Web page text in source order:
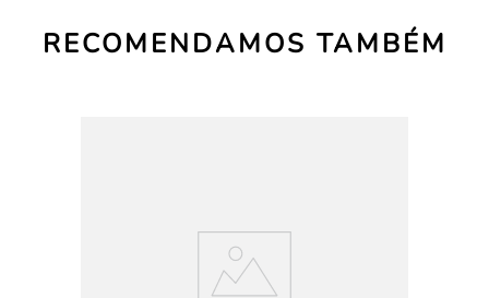
RECOMENDAMOS TAMBÉM